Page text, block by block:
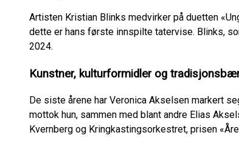
Artisten Kristian Blinks medvirker på duetten
dette er hans første innspilte tatervise. Blinks,
2024.
Kunstner, kulturformidler og
De siste årene har Veronica Akselsen markert
mottok hun, sammen med blant andre Elias
Kvernberg og Kringkastingsorkestret, prisen